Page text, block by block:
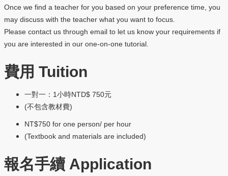
Once we find a teacher for you based on your preference time, you
may discuss with the teacher what you want to focus.
Please contact us through email to let us know your requirements if
you are interested in our one-on-one tutorial.
費用 Tuition
一對一： 1 小時NTD$ 750元
(不包含教材費)
NT$750 for one person/ per hour
(Textbook and materials are included)
報名手續Application